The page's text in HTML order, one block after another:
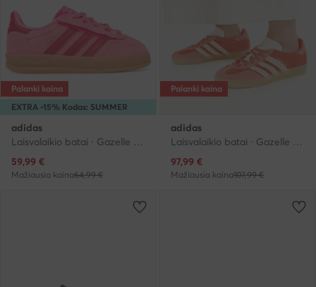
EXTRA -15% Kodas: SUMMER
Palanki kaina
adidas
Laisvalaikio batai · Gazelle · Rožinė
Dabartinė kaina
59,99 €
Mažiausia kaina64,99 €
Palanki kaina
adidas
Laisvalaikio batai · Gazelle · Oranžinė
Dabartinė kaina
97,99 €
Mažiausia kaina107,99 €